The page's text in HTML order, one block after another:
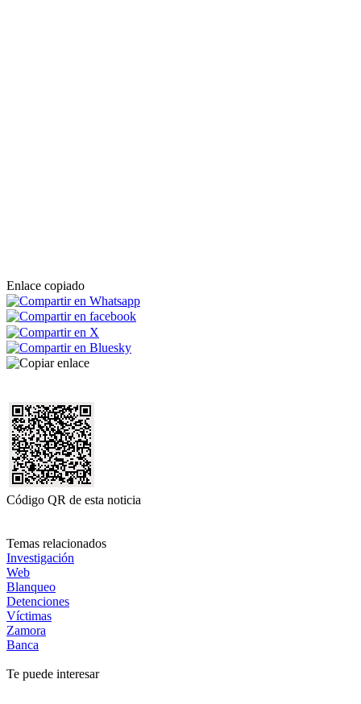
Enlace copiado
Código QR de esta noticia
Temas relacionados
Investigación
Web
Blanqueo
Detenciones
Víctimas
Zamora
Banca
Te puede interesar